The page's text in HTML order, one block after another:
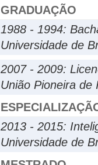
GRADUAÇÃO
1988 - 1994:
Universidade de
2007 - 2009:
União Pioneira de
2013 - 2015:
Universidade de